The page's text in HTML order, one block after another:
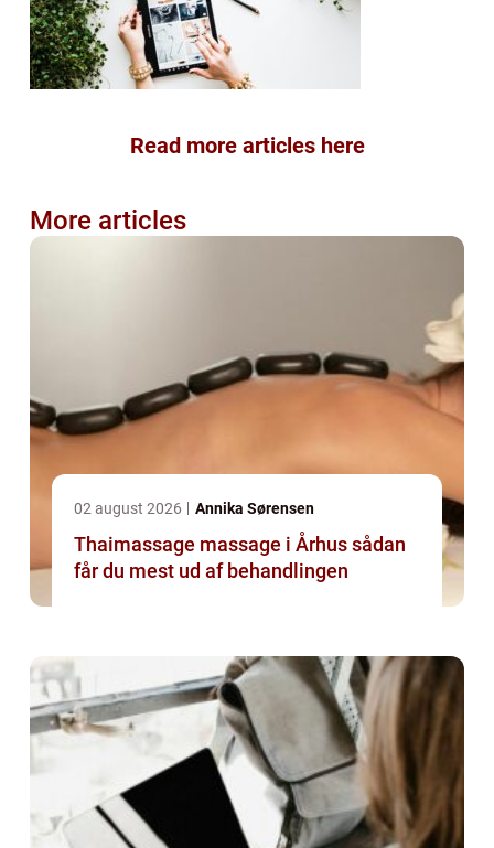
Read more articles here
More articles
02 august 2026 Annika Sørensen
Thaimassage massage i Århus sådan
får du mest ud af behandlingen